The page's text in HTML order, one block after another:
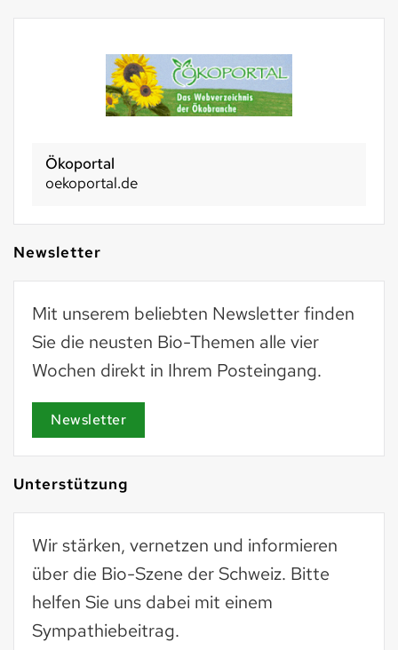
Ökoportal
oekoportal.de
Newsletter
Mit unserem beliebten Newsletter finden
Sie die neusten Bio-Themen alle vier
Wochen direkt in Ihrem Posteingang.
Newsletter
Unterstützung
Wir stärken, vernetzen und informieren
über die Bio-Szene der Schweiz. Bitte
helfen Sie uns dabei mit einem
Sympathiebeitrag.